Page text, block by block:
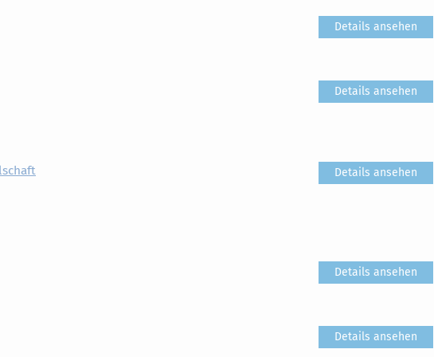
Details ansehen
Details ansehen
Details ansehen
Details ansehen
Details ansehen